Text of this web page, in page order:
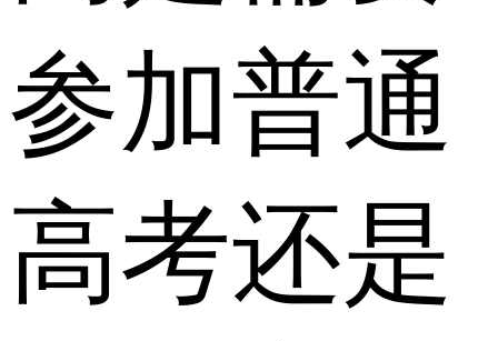
参加普通
高考还是